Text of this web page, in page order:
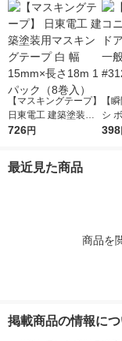
【マスキングテープ】
日東電工 建築塗装用
マスキングテープ 白
726円
【
シ
ンア
398
最近見た商品
商品を
掲載商品の情報に